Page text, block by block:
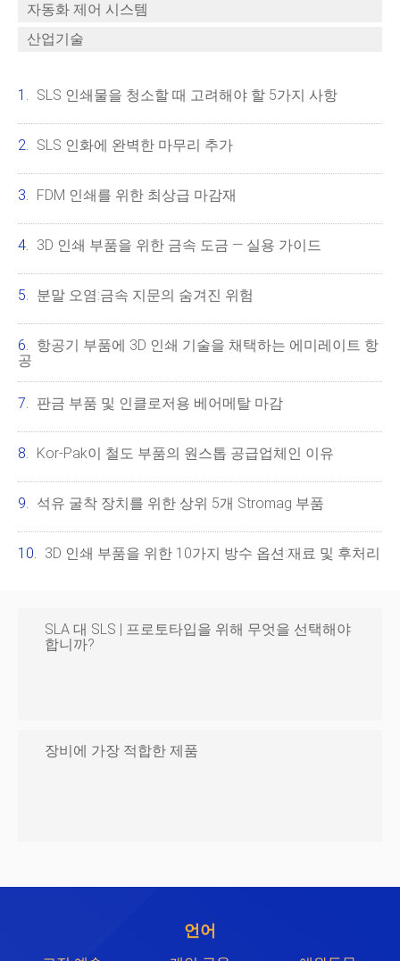
자동화 제어 시스템
산업기술
SLS 인쇄물을 청소할 때 고려해야 할 5가지 사항
SLS 인화에 완벽한 마무리 추가
FDM 인쇄를 위한 최상급 마감재
3D 인쇄 부품을 위한 금속 도금 — 실용 가이드
분말 오염:금속 지문의 숨겨진 위험
항공기 부품에 3D 인쇄 기술을 채택하는 에미레이트 항
공
판금 부품 및 인클로저용 베어메탈 마감
Kor-Pak이 철도 부품의 원스톱 공급업체인 이유
석유 굴착 장치를 위한 상위 5개 Stromag 부품
3D 인쇄 부품을 위한 10가지 방수 옵션:재료 및 후처리
SLA 대 SLS | 프로토타입을 위해 무엇을 선택해야
합니까?
장비에 가장 적합한 제품
언어